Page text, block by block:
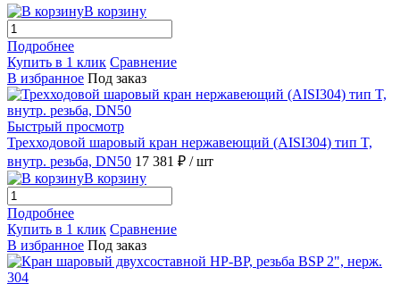
В корзину
Подробнее
Купить в 1 клик Сравнение
В избранное Под заказ
Быстрый просмотр
Трехходовой шаровый кран нержавеющий (AISI304) тип T,
внутр. резьба, DN50 17 381 ₽ / шт
В корзину
Подробнее
Купить в 1 клик Сравнение
В избранное Под заказ